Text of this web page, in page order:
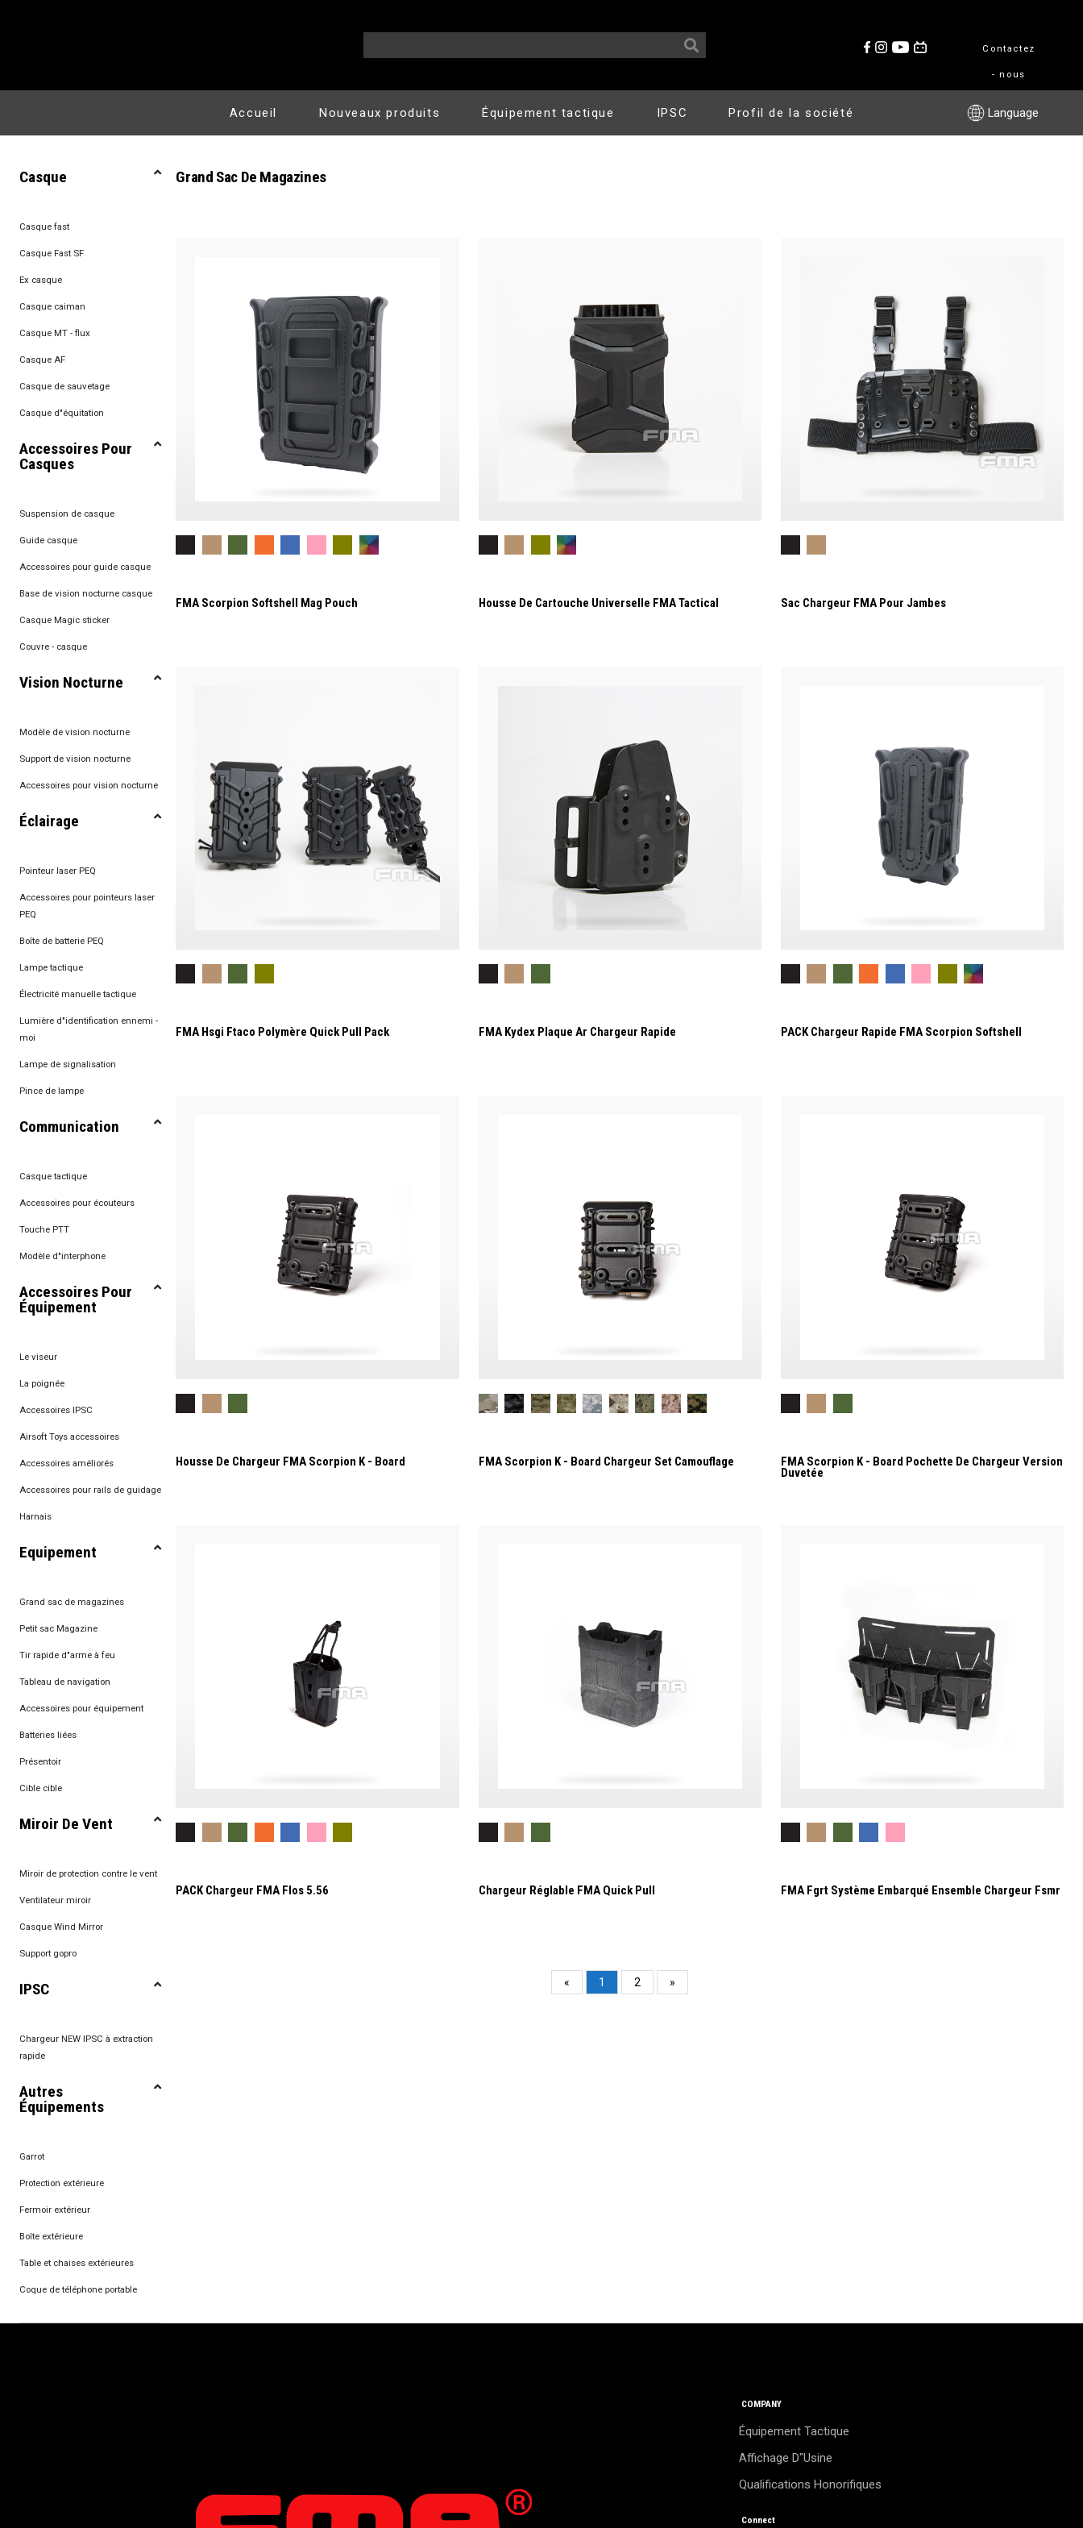
Contactez
- nous
Accueil Nouveaux produits Équipement tactique IPSC Profil de la société Language
Casque
Casque fast
Casque Fast SF
Ex casque
Casque caiman
Casque MT - flux
Casque AF
Casque de sauvetage
Casque d"équitation
Accessoires Pour
Casques
Suspension de casque
Guide casque
Accessoires pour guide casque
Base de vision nocturne casque
Casque Magic sticker
Couvre - casque
Vision Nocturne
Modèle de vision nocturne
Support de vision nocturne
Accessoires pour vision nocturne
Éclairage
Pointeur laser PEQ
Accessoires pour pointeurs laser
PEQ
Boîte de batterie PEQ
Lampe tactique
Électricité manuelle tactique
Lumière d"identification ennemi -
moi
Lampe de signalisation
Pince de lampe
Communication
Casque tactique
Accessoires pour écouteurs
Touche PTT
Modèle d"interphone
Accessoires Pour
Équipement
Le viseur
La poignée
Accessoires IPSC
Airsoft Toys accessoires
Accessoires améliorés
Accessoires pour rails de guidage
Harnais
Equipement
Grand sac de magazines
Petit sac Magazine
Tir rapide d"arme à feu
Tableau de navigation
Accessoires pour équipement
Batteries liées
Présentoir
Cible cible
Miroir De Vent
Miroir de protection contre le vent
Ventilateur miroir
Casque Wind Mirror
Support gopro
IPSC
Chargeur NEW IPSC à extraction
rapide
Autres
Équipements
Garrot
Protection extérieure
Fermoir extérieur
Boîte extérieure
Table et chaises extérieures
Coque de téléphone portable
Grand Sac De Magazines
FMA Scorpion Softshell Mag Pouch Housse De Cartouche Universelle FMA Tactical Sac Chargeur FMA Pour Jambes
FMA Hsgi Ftaco Polymère Quick Pull Pack FMA Kydex Plaque Ar Chargeur Rapide PACK Chargeur Rapide FMA Scorpion Softshell
Housse De Chargeur FMA Scorpion K - Board FMA Scorpion K - Board Chargeur Set Camouflage FMA Scorpion K - Board Pochette De Chargeur Version
Duvetée
PACK Chargeur FMA Flos 5.56 Chargeur Réglable FMA Quick Pull FMA Fgrt Système Embarqué Ensemble Chargeur Fsmr
« 1 2 »
COMPANY
Équipement Tactique
Affichage D"usine
Qualifications Honorifiques
Connect